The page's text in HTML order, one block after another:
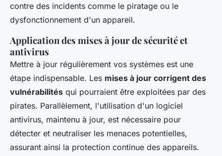
contre des incidents comme le piratage ou le
dysfonctionnement d'un appareil.
Application des mises à jour de sécurité et
antivirus
Mettre à jour régulièrement vos systèmes est une
étape indispensable. Les mises à jour corrigent des
vulnérabilités qui pourraient être exploitées par des
pirates. Parallèlement, l'utilisation d'un logiciel
antivirus, maintenu à jour, est nécessaire pour
détecter et neutraliser les menaces potentielles,
assurant ainsi la protection continue des appareils.